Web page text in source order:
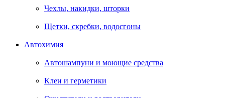
Чехлы, накидки, шторки
Щетки, скребки, водосгоны
Автохимия
Автошампуни и моющие средства
Клеи и герметики